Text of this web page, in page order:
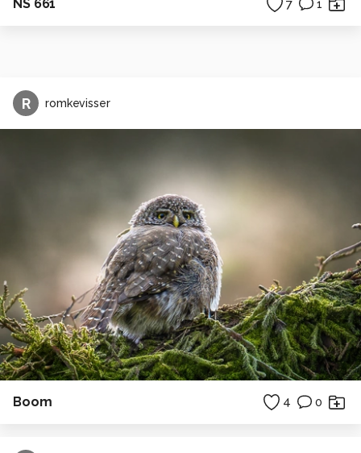
NS 661 7 1
R romkevisser
Boom 4 0